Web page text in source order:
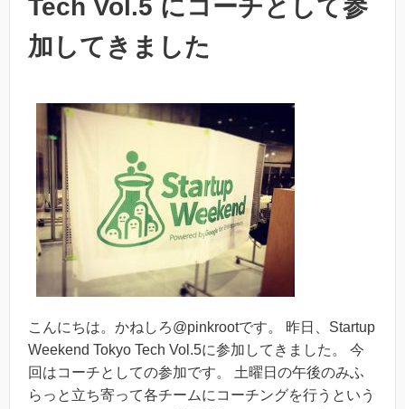
Tech Vol.5 にコーチとして参
加してきました
こんにちは。かねしろ@pinkrootです。 昨日、Startup
Weekend Tokyo Tech Vol.5に参加してきました。 今
回はコーチとしての参加です。 土曜日の午後のみふ
らっと立ち寄って各チームにコーチングを行うという